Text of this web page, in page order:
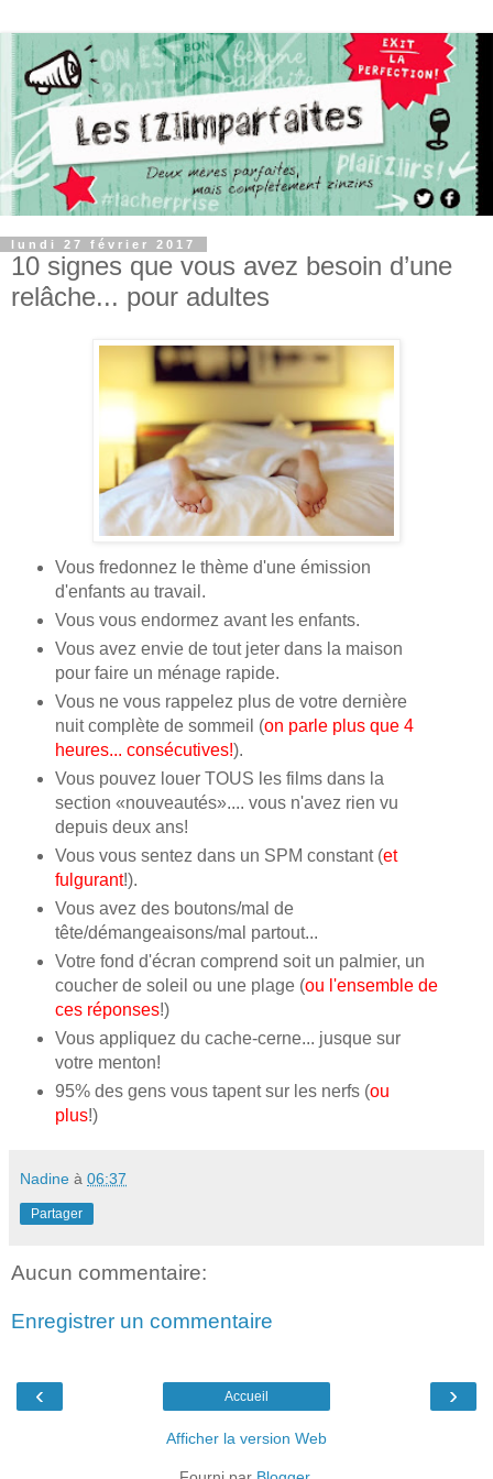
lundi 27 février 2017
10 signes que vous avez besoin d’une
relâche... pour adultes
Vous fredonnez le thème d'une émission
d'enfants au travail.
Vous vous endormez avant les enfants.
Vous avez envie de tout jeter dans la maison
pour faire un ménage rapide.
Vous ne vous rappelez plus de votre dernière
nuit complète de sommeil (on parle plus que 4
heures... consécutives!).
Vous pouvez louer TOUS les films dans la
section «nouveautés».... vous n'avez rien vu
depuis deux ans!
Vous vous sentez dans un SPM constant (et
fulgurant!).
Vous avez des boutons/mal de
tête/démangeaisons/mal partout...
Votre fond d'écran comprend soit un palmier, un
coucher de soleil ou une plage (ou l'ensemble de
ces réponses!)
Vous appliquez du cache-cerne... jusque sur
votre menton!
95% des gens vous tapent sur les nerfs (ou
plus!)
Nadine à 06:37
Partager
Aucun commentaire:
Enregistrer un commentaire
‹ ›
Accueil
Afficher la version Web